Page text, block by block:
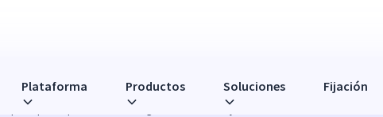
Plataforma Productos Soluciones Fijación
a paso para optimizar su configuración de trabajo remoto